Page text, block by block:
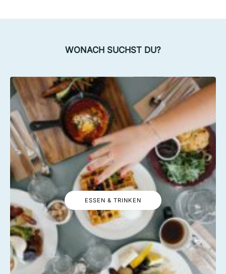
WONACH SUCHST DU?
ESSEN & TRINKEN